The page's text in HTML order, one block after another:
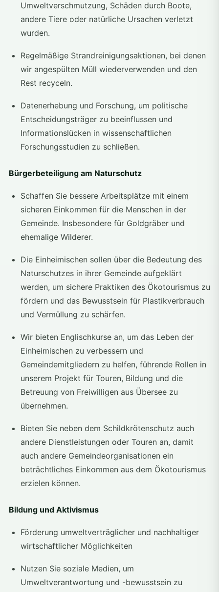
Umweltverschmutzung, Schäden durch Boote,
andere Tiere oder natürliche Ursachen verletzt
wurden.
Regelmäßige Strandreinigungsaktionen, bei denen
wir angespülten Müll wiederverwenden und den
Rest recyceln.
Datenerhebung und Forschung, um politische
Entscheidungsträger zu beeinflussen und
Informationslücken in wissenschaftlichen
Forschungsstudien zu schließen.
Bürgerbeteiligung am Naturschutz
Schaffen Sie bessere Arbeitsplätze mit einem
sicheren Einkommen für die Menschen in der
Gemeinde. Insbesondere für Goldgräber und
ehemalige Wilderer.
Die Einheimischen sollen über die Bedeutung des
Naturschutzes in ihrer Gemeinde aufgeklärt
werden, um sichere Praktiken des Ökotourismus zu
fördern und das Bewusstsein für Plastikverbrauch
und Vermüllung zu schärfen.
Wir bieten Englischkurse an, um das Leben der
Einheimischen zu verbessern und
Gemeindemitgliedern zu helfen, führende Rollen in
unserem Projekt für Touren, Bildung und die
Betreuung von Freiwilligen aus Übersee zu
übernehmen.
Bieten Sie neben dem Schildkrötenschutz auch
andere Dienstleistungen oder Touren an, damit
auch andere Gemeindeorganisationen ein
beträchtliches Einkommen aus dem Ökotourismus
erzielen können.
Bildung und Aktivismus
Förderung umweltverträglicher und nachhaltiger
wirtschaftlicher Möglichkeiten
Nutzen Sie soziale Medien, um
Umweltverantwortung und -bewusstsein zu